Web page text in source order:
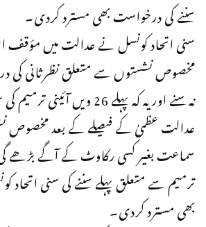
سننے کی درخواست بھی مسترد کردی۔
سنی اتحاد کونسل نے عدالت میں مؤقف
مخصوص نشستوں سے متعلق نظرثانی کی
نہ سنے اور یہ کہ پہلے 26 ویں آئینی ترمیم کی سماعت کی جائے۔
عدالت عظمیٰ کے فیصلے کے بعد مخصوص
ترمیم سے متعلق پہلے سننے کی سنی
بھی مسترد کردی۔